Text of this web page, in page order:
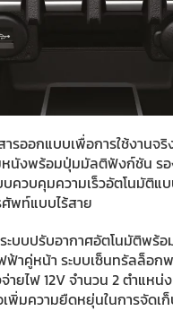
ารออกแบบเพื่อการใช้งานจ
นังพร้อมปุ่มมัลติฟังก์ชัน ร
บควบคุมความเร็วอัตโนมัติแ
ศัพท์แบบไร้สาย
บบปรับอากาศอัตโนมัติพร้อ
ฟ้าคู่หน้า ระบบเซ็นทรัลล็อก
ายไฟ 12V จำนวน 2 ตำแหน่
พิ่มความยืดหยุ่นในการจัดเ